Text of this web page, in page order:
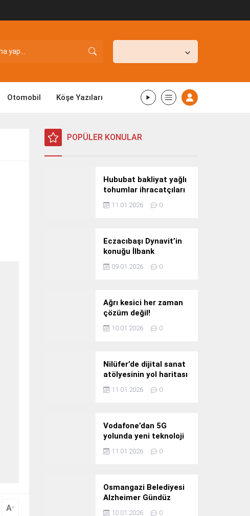
Otomobil Köşe Yazıları
A-
POPÜLER KONULAR
Hububat bakliyat yağlı
tohumlar ihracatçıları
Güney Kore yolcusu
11.01.2026 0
Eczacıbaşı Dynavit’in
konuğu İlbank
09.01.2026 0
Ağrı kesici her zaman
çözüm değil!
10.01.2026 0
Nilüfer’de dijital sanat
atölyesinin yol haritası
konuşuldu
11.01.2026 0
Vodafone’dan 5G
yolunda yeni teknoloji
yatırımı
11.01.2026 0
Osmangazi Belediyesi
Alzheimer Gündüz
Bakım Evi 3. Yılını
10.01.2026 0